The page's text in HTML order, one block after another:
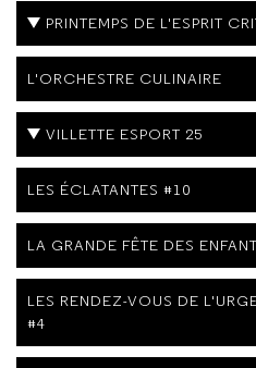
PRINTEMPS DE L'ESPRIT
L'ORCHESTRE CULINAIRE
VILLETTE ESPORT 25
LES ÉCLATANTES #10
LA GRANDE FÊTE DES
LES RENDEZ-VOUS DE
#4